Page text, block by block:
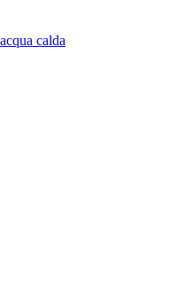
calda